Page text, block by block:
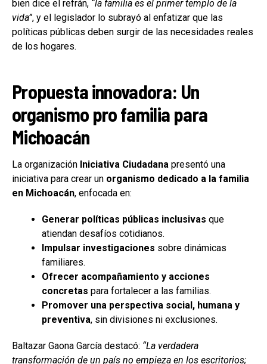
bien dice el refrán, “la familia es el primer templo de la
vida”, y el legislador lo subrayó al enfatizar que las
políticas públicas deben surgir de las necesidades reales
de los hogares.
Propuesta innovadora: Un
organismo pro familia para
Michoacán
La organización Iniciativa Ciudadana presentó una
iniciativa para crear un organismo dedicado a la familia
en Michoacán, enfocada en:
Generar políticas públicas inclusivas que
atiendan desafíos cotidianos.
Impulsar investigaciones sobre dinámicas
familiares.
Ofrecer acompañamiento y acciones
concretas para fortalecer a las familias.
Promover una perspectiva social, humana y
preventiva, sin divisiones ni exclusiones.
Baltazar Gaona García destacó: “La verdadera
transformación de un país no empieza en los escritorios;